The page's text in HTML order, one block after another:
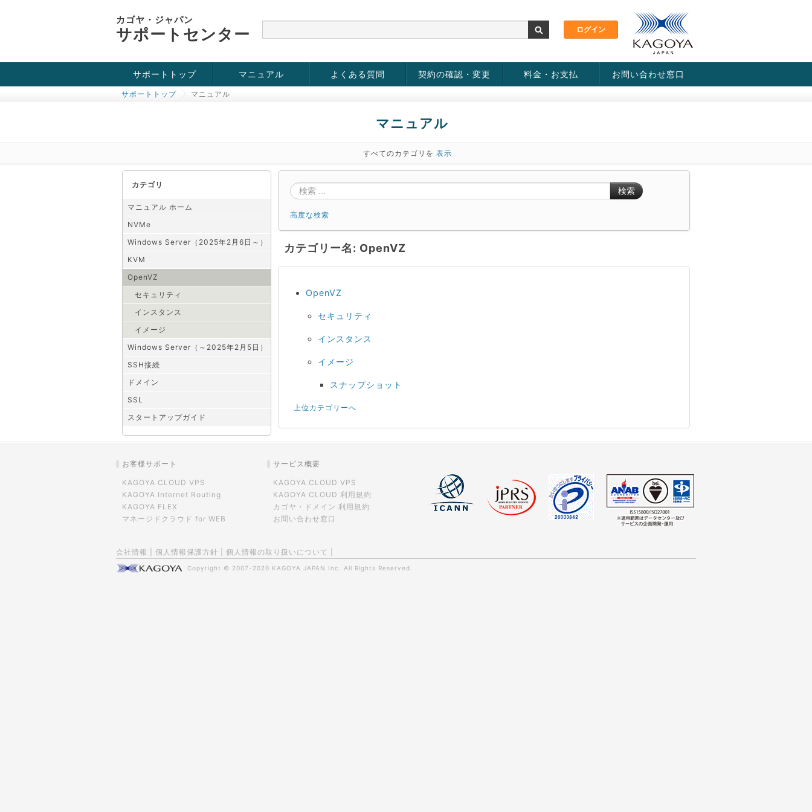
カゴヤ・ジャパン
サポートセンター
サポートトップ
お役立ち情報
チュートリアル
障害・メンテナンス情報
マニュアル
KVM
OpenVZ
Windows Server
SSH接続
ドメイン
SSL
よくある質問 契約の確認・変更 料金・お支払 お問い合わせ窓口
サポートトップ マニュアル
マニュアル
すべてのカテゴリを 表示
カテゴリ
マニュアル ホーム
NVMe
Windows Server（2025年2月6日～）
KVM
OpenVZ
セキュリティ
インスタンス
イメージ
Windows Server（～2025年2月5日）
SSH接続
ドメイン
SSL
スタートアップガイド
検索
高度な検索
カテゴリー名: OpenVZ
OpenVZ
セキュリティ
インスタンス
イメージ
スナップショット
上位カテゴリーへ
お客様サポート
KAGOYA CLOUD VPS
KAGOYA Internet Routing
KAGOYA FLEX
マネージドクラウド for WEB
サービス概要
KAGOYA CLOUD VPS
KAGOYA CLOUD 利用規約
カゴヤ・ドメイン 利用規約
お問い合わせ窓口
会社情報 個人情報保護方針 個人情報の取り扱いについて
Copyright © 2007-2020 KAGOYA JAPAN Inc. All Rights Reserved.